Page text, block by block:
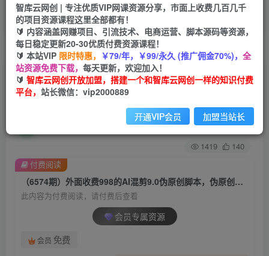
网赚网创 项目
365天稳定跟新
APP下载
GO
首页 创业课程 会员专属 正文
（6574期）外面收费998的AI混剪9.0伪原创脚
本，伪原创剪辑必备神器【混剪脚本+教程】
关注 私信
1419 140
（6574期）外面收费998的AI混剪9.0伪原创脚本，伪原创剪辑必备神器【混剪脚本+教程】
此内容为付费阅读，请付费后查看
会员专属资源
会员 免费
付费阅读
智库云网创 | 专注优质VIP网课资源分享，市面上收费几百几千
的项目资源课程这里全部都有！
🔰 内容涵盖网赚项目、引流技术、电商运营、脚本源码等资源，
每日稳定更新20-30优质付费资源课程！
🔰 本站VIP 限时特惠， ￥79/年，￥99/永久 (推广佣金70%)， 全
站资源免费下载， 每天更新，欢迎加入！
🔰 智库云网创开放加盟，搭建一个和智库云网创一样的知识付费
平台， 站长微信：vip2000889
开通VIP会员 加盟当站长